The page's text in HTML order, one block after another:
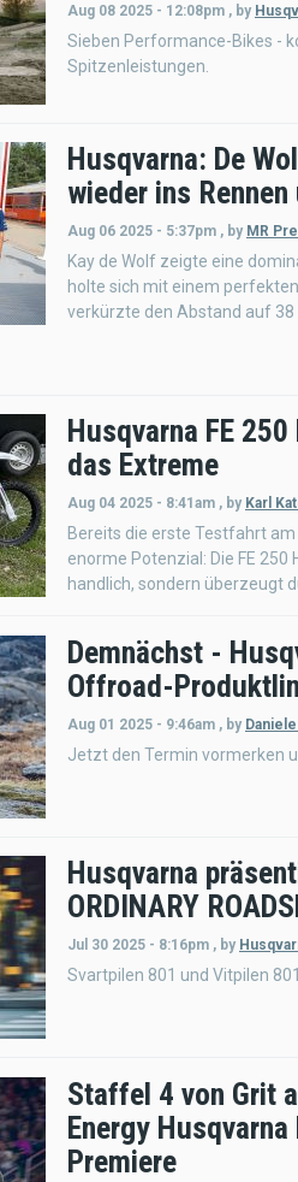
Aug 08 2025 - 12:08pm , by
Sieben Performance-Bikes -
Spitzenleistungen.
Husqvarna: De
wieder ins
Aug 06 2025 - 5:37pm , by MR
Kay de Wolf zeigte eine
holte sich mit einem
verkürzte den Abstand auf 38
Husqvarna FE
das Extreme
Aug 04 2025 - 8:41am , by Karl
Bereits die erste Testfahrt
enorme Potenzial: Die FE
handlich, sondern überzeugt
Demnächst -
Offroad-
Aug 01 2025 - 9:46am , by
Jetzt den Termin vormerken
Husqvarna
ORDINARY
Jul 30 2025 - 8:16pm , by
Svartpilen 801 und Vitpilen
Staffel 4 von Grit
Energy
Premiere